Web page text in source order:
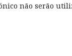
não serão